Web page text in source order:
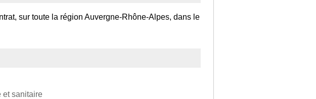
sur toute la région Auvergne-Rhône-Alpes, dans le
et sanitaire